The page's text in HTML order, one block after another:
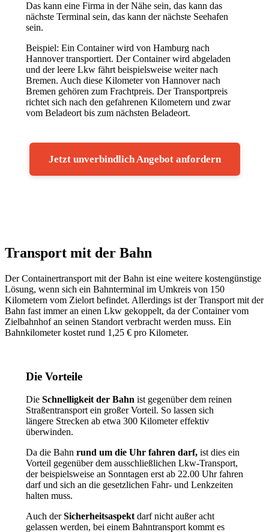
Das kann eine Firma in der Nähe sein, das kann das
nächste Terminal sein, das kann der nächste Seehafen
sein.
Beispiel: Ein Container wird von Hamburg nach
Hannover transportiert. Der Container wird abgeladen
und der leere Lkw fährt beispielsweise weiter nach
Bremen. Auch diese Kilometer von Hannover nach
Bremen gehören zum Frachtpreis. Der Transportpreis
richtet sich nach den gefahrenen Kilometern und zwar
vom Beladeort bis zum nächsten Beladeort.
Jetzt unverbindlich Angebot anfordern
Transport mit der Bahn
Der Containertransport mit der Bahn ist eine weitere kostengünstige
Lösung, wenn sich ein Bahnterminal im Umkreis von 150
Kilometern vom Zielort befindet. Allerdings ist der Transport mit der
Bahn fast immer an einen Lkw gekoppelt, da der Container vom
Zielbahnhof an seinen Standort verbracht werden muss. Ein
Bahnkilometer kostet rund 1,25 € pro Kilometer.
Die Vorteile
Die Schnelligkeit der Bahnist gegenüber dem reinen
Straßentransport ein großer Vorteil. So lassen sich
längere Strecken ab etwa 300 Kilometer effektiv
überwinden.
Da die Bahnrund um die Uhr fahren darf,ist dies ein
Vorteil gegenüber dem ausschließlichen Lkw-Transport,
der beispielsweise an Sonntagen erst ab 22.00 Uhr fahren
darf und sich an die gesetzlichen Fahr- und Lenkzeiten
halten muss.
Auch derSicherheitsaspektdarf nicht außer acht
gelassen werden, bei einem Bahntransport kommt es